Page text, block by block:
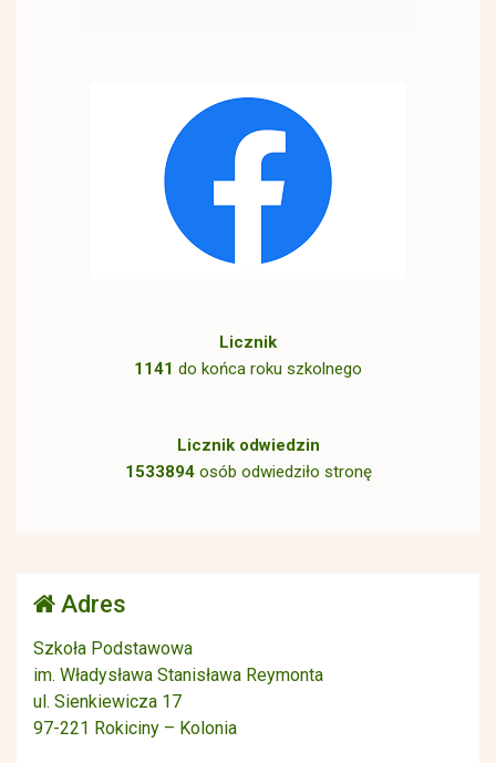
Licznik
1141 do końca roku szkolnego
Licznik odwiedzin
1533894osób odwiedziło stronę
Adres
Szkoła Podstawowa
im. Władysława Stanisława Reymonta
ul. Sienkiewicza 17
97-221 Rokiciny – Kolonia